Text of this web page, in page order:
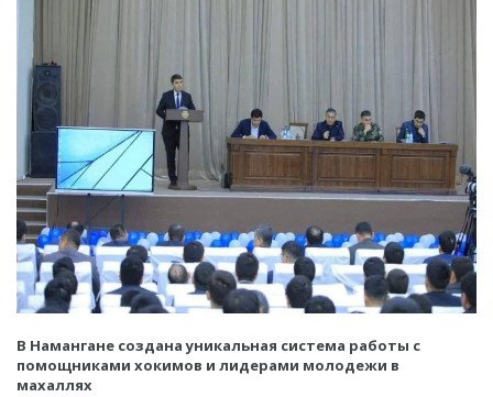
В Намангане создана уникальная система работы с
помощниками хокимов и лидерами молодежи в
махаллях